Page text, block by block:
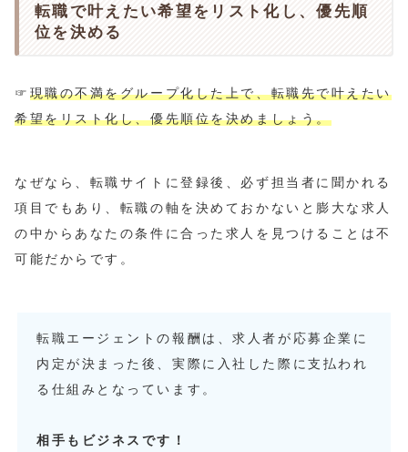
転職で叶えたい希望をリスト化し、優先順
位を決める
☞ 現職の不満をグループ化した上で、転職先で叶えたい
希望をリスト化し、優先順位を決めましょう。
なぜなら、転職サイトに登録後、必ず担当者に聞かれる
項目でもあり、転職の軸を決めておかないと膨大な求人
の中からあなたの条件に合った求人を見つけることは不
可能だからです。
転職エージェントの報酬は、求人者が応募企業に
内定が決まった後、実際に入社した際に支払われ
る仕組みとなっています。
相手もビジネスです！